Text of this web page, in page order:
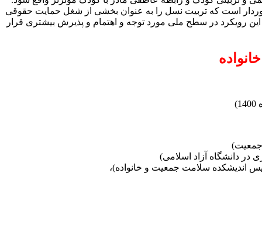
است که تربیت نسل را به عنوان بخشی از شغل حمایت حقوقی
رویکرد در سطح ملی مورد توجه و اهتمام‌ و پذیرش بیشتری قرار
جمعیت)
در دانشگاه آزاد اسلامی)
اندیشکده سلامت جمعیت و خانواده)،